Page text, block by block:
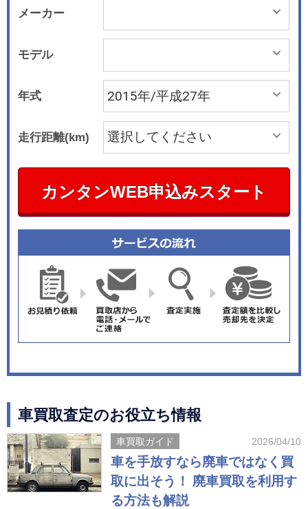
メーカー
モデル
年式
走行距離(km)
カンタンWEB申込みスタート
車買取査定のお役立ち情報
車買取ガイド 2026/04/10
車を手放すなら廃車ではなく買
取に出そう！ 廃車買取を利用す
る方法も解説